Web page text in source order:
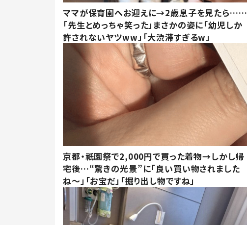
ママが保育園へお迎えに→2歳息子を見たら……
「先生とめっちゃ笑った」まさかの姿に「幼児しか
許されないヤツww」「大渋滞すぎるw」
京都・祇園祭で2,000円で買った着物→しかし帰
宅後…“驚きの光景”に「良い買い物されました
ね～」「お宝だ」「掘り出し物ですね」